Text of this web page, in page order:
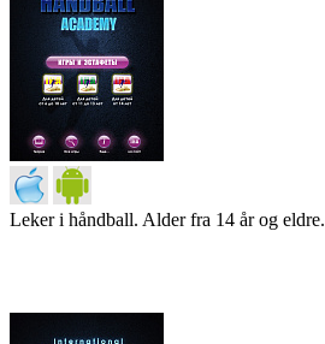
Leker i håndball. Alder fra 14 år og eldre.